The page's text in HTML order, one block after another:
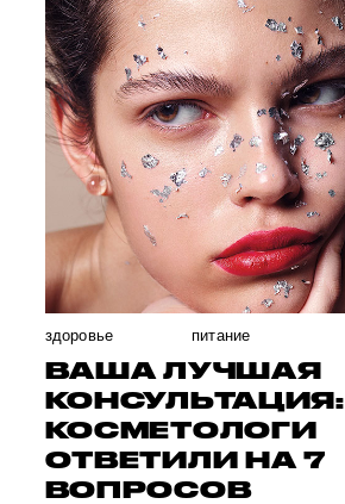
здоровье питание
ВАША ЛУЧШАЯ
КОНСУЛЬТАЦИЯ:
КОСМЕТОЛОГИ
ОТВЕТИЛИ НА 7
ВОПРОСОВ